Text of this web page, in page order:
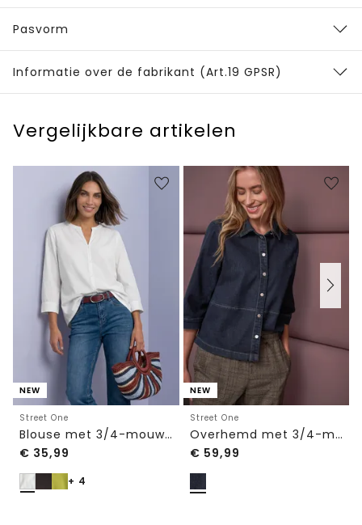
Pasvorm
Informatie over de fabrikant (Art.19 GPSR)
Vergelijkbare artikelen
NEW
Street One
Blouse met 3/4-mouwen en split in de hals
€ 35,99
+ 4
NEW
Street One
Overhemd met 3/4-mouwen en knoopsluiting
€ 59,99